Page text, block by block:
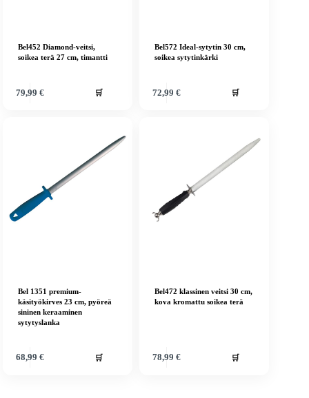
Bel452 Diamond-veitsi,
soikea terä 27 cm, timantti
79,99 € 🛒
Bel572 Ideal-sytytin 30 cm,
soikea sytytinkärki
72,99 € 🛒
Bel 1351 premium-
käsityökirves 23 cm, pyöreä
sininen keraaminen
sytytyslanka
68,99 € 🛒
Bel472 klassinen veitsi 30 cm,
kova kromattu soikea terä
78,99 € 🛒